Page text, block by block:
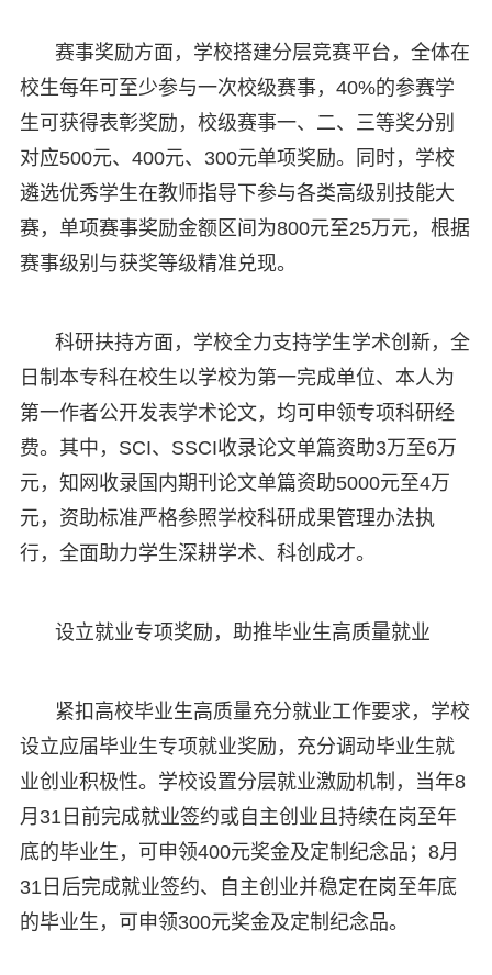
赛事奖励方面，学校搭建分层竞赛平台，全体在
校生每年可至少参与一次校级赛事，40%的参赛学
生可获得表彰奖励，校级赛事一、二、三等奖分别
对应500元、400元、300元单项奖励。同时，学校
遴选优秀学生在教师指导下参与各类高级别技能大
赛，单项赛事奖励金额区间为800元至25万元，根据
赛事级别与获奖等级精准兑现。
科研扶持方面，学校全力支持学生学术创新，全
日制本专科在校生以学校为第一完成单位、本人为
第一作者公开发表学术论文，均可申领专项科研经
费。其中，SCI、SSCI收录论文单篇资助3万至6万
元，知网收录国内期刊论文单篇资助5000元至4万
元，资助标准严格参照学校科研成果管理办法执
行，全面助力学生深耕学术、科创成才。
设立就业专项奖励，助推毕业生高质量就业
紧扣高校毕业生高质量充分就业工作要求，学校
设立应届毕业生专项就业奖励，充分调动毕业生就
业创业积极性。学校设置分层就业激励机制，当年8
月31日前完成就业签约或自主创业且持续在岗至年
底的毕业生，可申领400元奖金及定制纪念品；8月
31日后完成就业签约、自主创业并稳定在岗至年底
的毕业生，可申领300元奖金及定制纪念品。